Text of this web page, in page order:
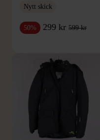
Nytt skick
50% 299 kr 599 kr